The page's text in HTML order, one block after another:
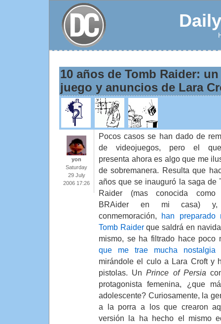
10 años de Tomb Raider:
juego y anuncios de Lara
yon
Saturday
29 July
2006 17:26
Pocos casos se han dado de
de videojuegos, pero el
presenta ahora es algo que me
de sobremanera. Resulta que
años que se inauguró la saga de
Raider (mas conocida como
BRAider en mi casa)
conmemoración, han preparado
Tomb Raiderque saldrá en
mismo, se ha filtrado hace
que me trae mucha nostalgia
mirándole el culo a Lara Croft y
pistolas. Un Prince of Persia
protagonista femenina, ¿que
adolescente? Curiosamente, la
a la porra a los que crearon
versión la ha hecho el mismo